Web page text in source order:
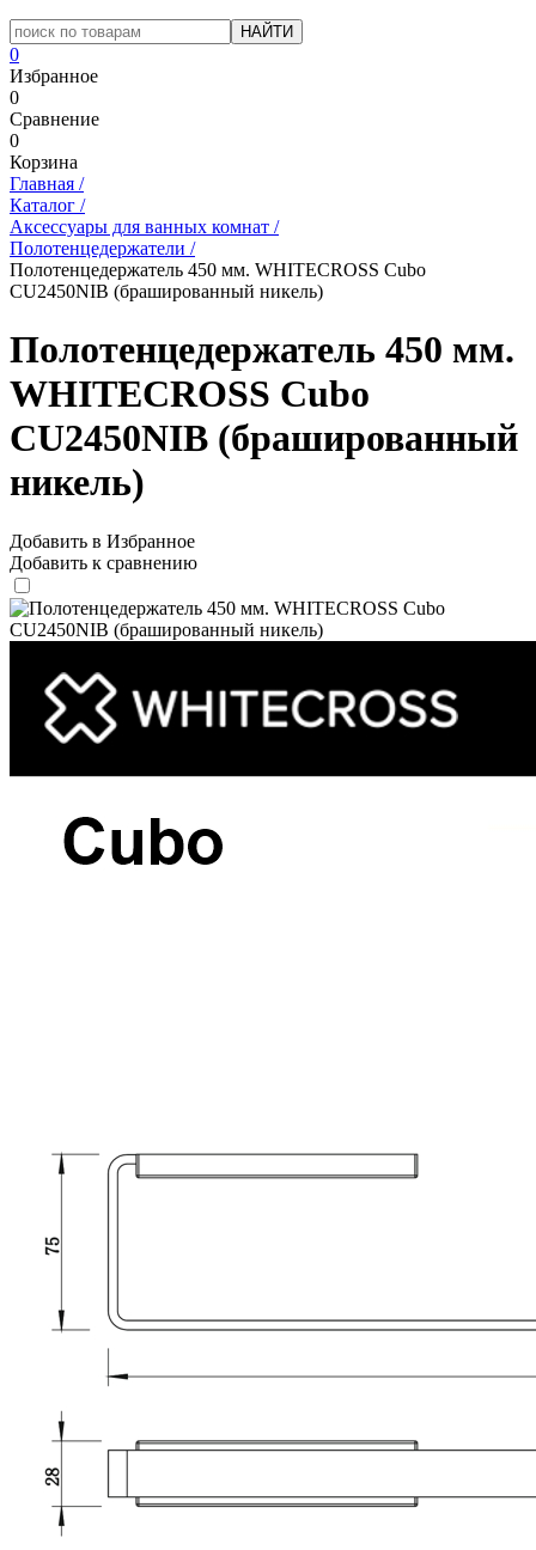
0
Избранное
0
Сравнение
0
Корзина
Главная /
Каталог /
Аксессуары для ванных комнат /
Полотенцедержатели /
Полотенцедержатель 450 мм. WHITECROSS Cubo
CU2450NIB (брашированный никель)
Полотенцедержатель 450 мм.
WHITECROSS Cubo
CU2450NIB (брашированный
никель)
Добавить в Избранное
Добавить к сравнению